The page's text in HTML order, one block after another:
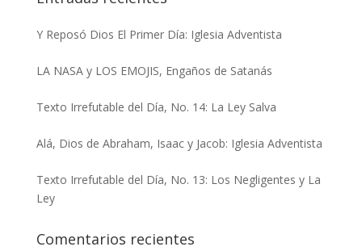
Y Reposó Dios El Primer Día: Iglesia Adventista
LA NASA y LOS EMOJIS, Engaños de Satanás
Texto Irrefutable del Día, No. 14: La Ley Salva
Alá, Dios de Abraham, Isaac y Jacob: Iglesia Adventista
Texto Irrefutable del Día, No. 13: Los Negligentes y La
Ley
Comentarios recientes